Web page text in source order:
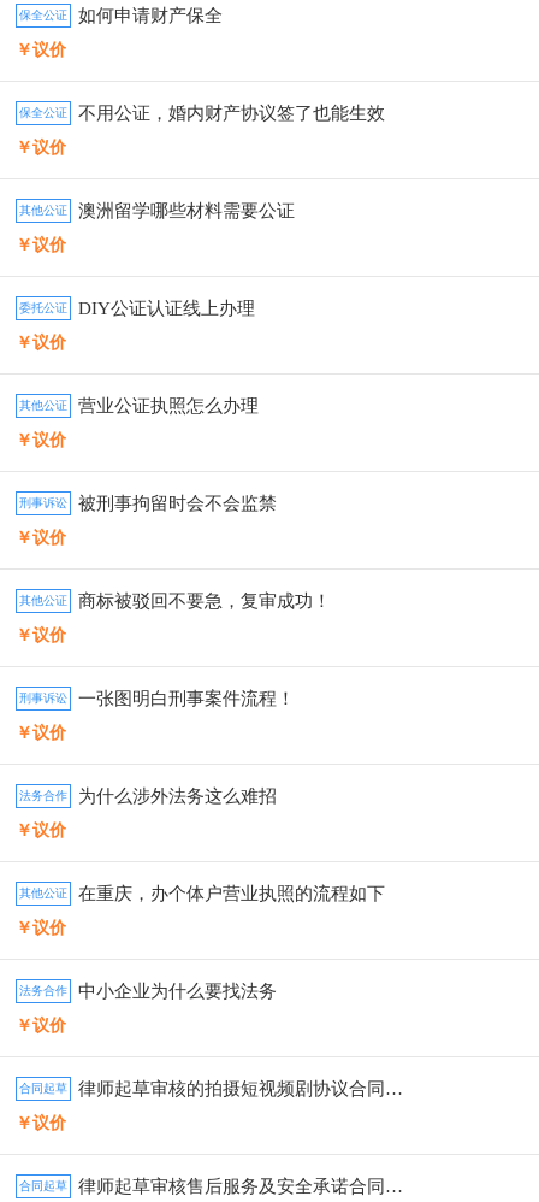
保全公证 如何申请财产保全
￥议价
保全公证 不用公证，婚内财产协议签了也能生效
￥议价
其他公证 澳洲留学哪些材料需要公证
￥议价
委托公证 DIY公证认证线上办理
￥议价
其他公证 营业公证执照怎么办理
￥议价
刑事诉讼 被刑事拘留时会不会监禁
￥议价
其他公证 商标被驳回不要急，复审成功！
￥议价
刑事诉讼 一张图明白刑事案件流程！
￥议价
法务合作 为什么涉外法务这么难招
￥议价
其他公证 在重庆，办个体户营业执照的流程如下
￥议价
法务合作 中小企业为什么要找法务
￥议价
合同起草 律师起草审核的拍摄短视频剧协议合同模板
￥议价
合同起草 律师起草审核售后服务及安全承诺合同模板